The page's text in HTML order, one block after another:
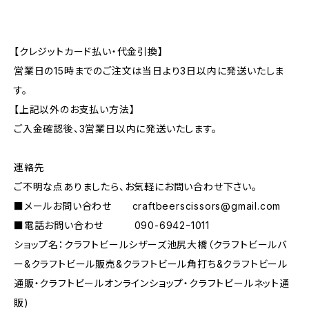
【クレジットカード払い・代金引換】
営業日の15時までのご注文は当日より3日以内に発送いたしま
す。
【上記以外のお支払い方法】
ご入金確認後、3営業日以内に発送いたします。
連絡先
ご不明な点ありましたら、お気軽にお問い合わせ下さい。
■メールお問い合わせ craftbeerscissors@gmail.com
■電話お問い合わせ 090-6942ｰ1011
ショップ名：クラフトビールシザーズ池尻大橋（クラフトビールバ
ー&クラフトビール販売&クラフトビール角打ち&クラフトビール
通販・クラフトビールオンラインショップ・クラフトビールネット通
販)